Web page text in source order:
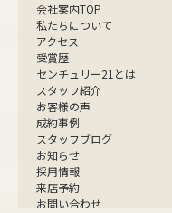
会社案内TOP
私たちについて
アクセス
受賞歴
センチュリー21とは
スタッフ紹介
お客様の声
成約事例
スタッフブログ
お知らせ
採用情報
来店予約
お問い合わせ